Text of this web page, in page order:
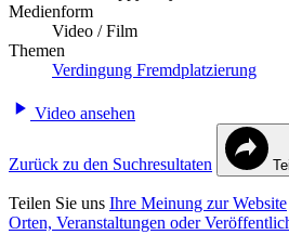
Medienform
Video / Film
Themen
Verdingung Fremdplatzierung
Video ansehen
Zurück zu den Suchresultaten
Teilen Sie uns Ihre Meinung zur Website
Orten, Veranstaltungen oder